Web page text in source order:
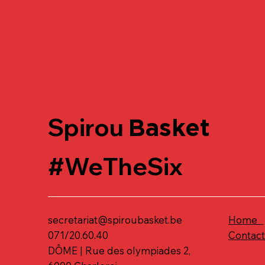
Spirou Basket
#WeTheSix
secretariat@spiroubasket.be
071/20.60.40
DÔME | Rue des olympiades 2,
Home
Contact